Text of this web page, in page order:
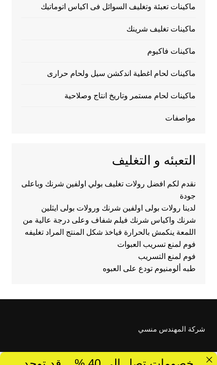
ماكينات تعبئة وتغليف السوائل فى اكياس اتوماتيك
ماكينات تغليف شرينك
ماكينات فاكيوم
ماكينات لحام اغطية اندكشن سيل ولحام حرارى
ماكينات لحام مستمر وتاريخ انتاج وصلاحية
مواصفات
التعبئه و التغليف
نقدم لكم افضل رولات تغليف بولي اولفين شرنك وباعلى
جودة
لدينا رولات بولى اولفين شرنك ورولات بولى ايثلين
شرنك واكياس شرنك فيلم شفاف وعلى درجة عالية من
اللمعة ينكمش بالحرارة فياخذ شكل المنتج المراد تغليفه
فوم لمنع تسريب العبوات
فوم لمنع التسريب
طبه ألومنيوم تودع على العبوه
شركة المهندس منسي